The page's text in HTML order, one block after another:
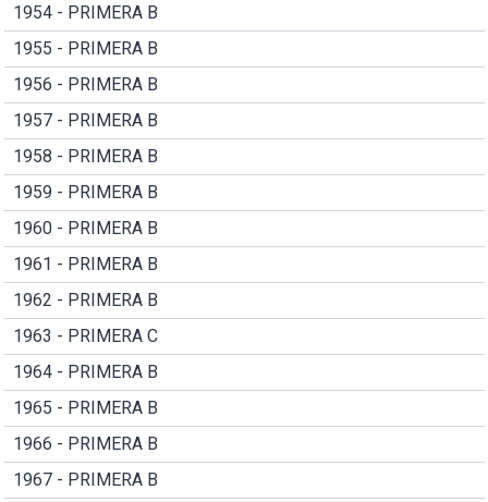
1954 - PRIMERA B
1955 - PRIMERA B
1956 - PRIMERA B
1957 - PRIMERA B
1958 - PRIMERA B
1959 - PRIMERA B
1960 - PRIMERA B
1961 - PRIMERA B
1962 - PRIMERA B
1963 - PRIMERA C
1964 - PRIMERA B
1965 - PRIMERA B
1966 - PRIMERA B
1967 - PRIMERA B